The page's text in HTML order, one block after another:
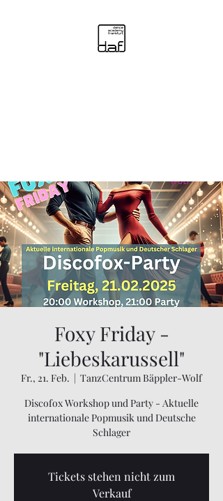
Foxy Friday -
"Liebeskarussell"
Fr., 21. Feb.
  |
TanzCentrum Bäppler-Wolf
Discofox Workshop und Party - Aktuelle
internationale Popmusik und Deutsche
Schlager
Tickets stehen nicht zum
Verkauf